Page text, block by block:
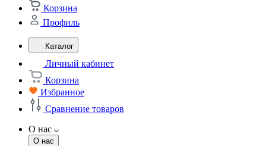
Корзина
Профиль
Каталог
Личный кабинет
Корзина
Избранное
Сравнение товаров
О нас
О нас